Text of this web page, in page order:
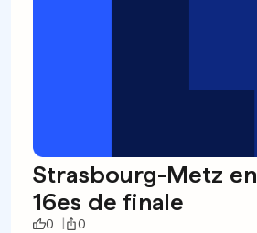
Strasbourg-Metz en
16es de finale
0 0